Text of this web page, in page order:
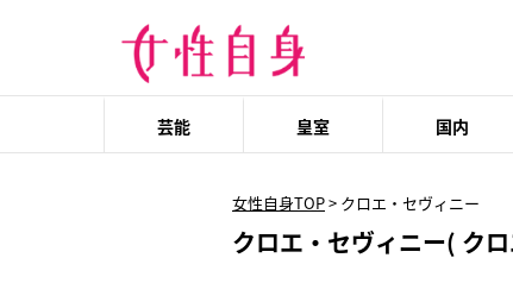
芸能 皇室 国内
女性自身TOP> クロエ・セヴィニー
クロエ・セヴィニー( ク